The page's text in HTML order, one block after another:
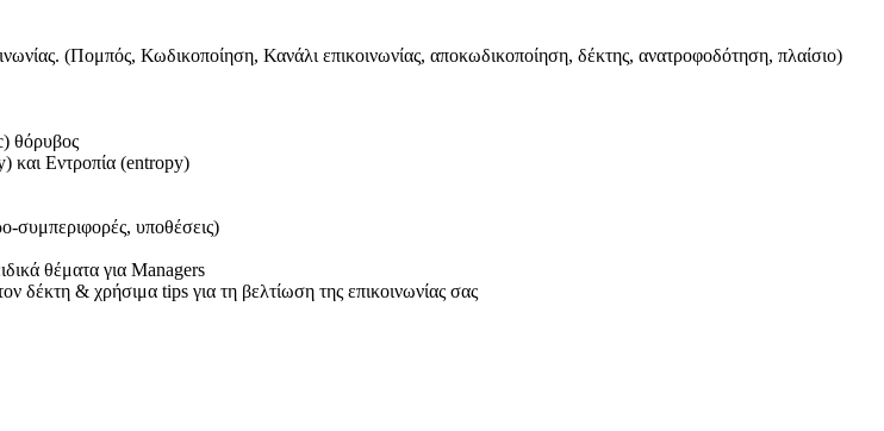
(Πομπός, Κωδικοποίηση, Κανάλι επικοινωνίας, αποκωδικοποίηση, δέκτης, ανατροφοδότηση, πλαίσιο)
θόρυβος
και Εντροπία (entropy)
συμπεριφορές, υποθέσεις)
θέματα για Managers
δέκτη & χρήσιμα tips για τη βελτίωση της επικοινωνίας σας